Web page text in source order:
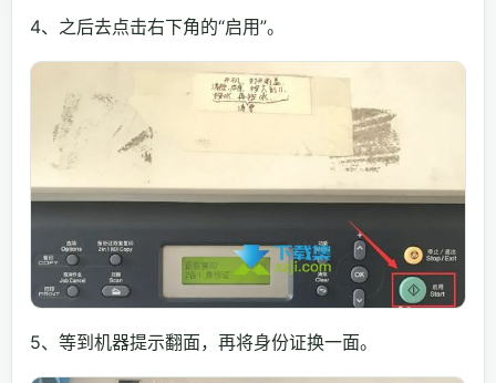
4、之后去点击右下角的“启用”。
5、等到机器提示翻面，再将身份证换一面。